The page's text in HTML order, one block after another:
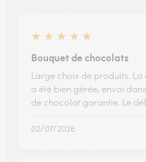
★ ★ ★ ★ ★
Bouquet de chocolats
Large choix de produits.
a été bien gérée, envoi
de chocolat garantie. Le
02/07/2026